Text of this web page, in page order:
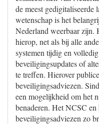
de meest gedigitaliseerde
wetenschap is het
Nederland weerbaar zijn.
hierop, net als bij alle
systemen tijdig en
beveiligingsupdates of
te treffen. Hierover
beveiligingsadviezen.
een mogelijkheid om het
benaderen. Het NCSC
beveiligingsadviezen zo